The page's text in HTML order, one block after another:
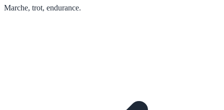
Marche, trot, endurance.